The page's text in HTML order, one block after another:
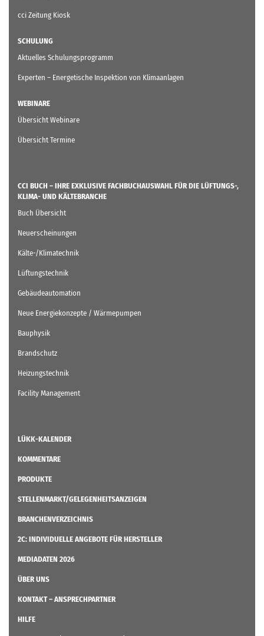
cci Zeitung Kiosk
SCHULUNG
Aktuelles Schulungsprogramm
Experten – Energetische Inspektion von Klimaanlagen
WEBINARE
Übersicht Webinare
Übersicht Termine
CCI BUCH – IHRE EXKLUSIVE FACHBUCHAUSWAHL FÜR DIE LÜFTUNGS-,
KLIMA- UND KÄLTEBRANCHE
Buch Übersicht
Neuerscheinungen
Kälte-/Klimatechnik
Lüftungstechnik
Gebäudeautomation
Neue Energiekonzepte / Wärmepumpen
Bauphysik
Brandschutz
Heizungstechnik
Facility Management
LÜKK-KALENDER
KOMMENTARE
PRODUKTE
STELLENMARKT/GELEGENHEITSANZEIGEN
BRANCHENVERZEICHNIS
2C: INDIVIDUELLE ANGEBOTE FÜR HERSTELLER
MEDIADATEN 2026
ÜBER UNS
KONTAKT – ANSPRECHPARTNER
HILFE